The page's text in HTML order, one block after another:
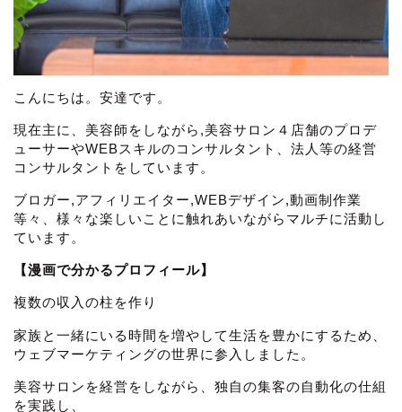
こんにちは。安達です。
現在主に、美容師をしながら,美容サロン４店舗のプロデ
ューサーやWEBスキルのコンサルタント、法人等の経営
コンサルタントをしています。
ブロガー,アフィリエイター,WEBデザイン,動画制作業
等々、様々な楽しいことに触れあいながらマルチに活動し
ています。
【漫画で分かるプロフィール】
複数の収入の柱を作り
家族と一緒にいる時間を増やして生活を豊かにするため、
ウェブマーケティングの世界に参入しました。
美容サロンを経営をしながら、独自の集客の自動化の仕組
を実践し、